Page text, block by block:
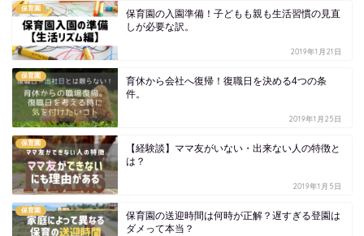
保育園
保育園の入園準備！子どもも親も生活習慣の見直
しが必要な訳。
2019年1月21日
保育園
育休から会社へ復帰！復職日を決める4つの条
件。
2019年1月25日
保育園
【経験談】ママ友がいない・出来ない人の特徴と
は？
2019年1月5日
保育園
保育園の送迎時間は何時が正解？遅すぎる登園は
ダメって本当？